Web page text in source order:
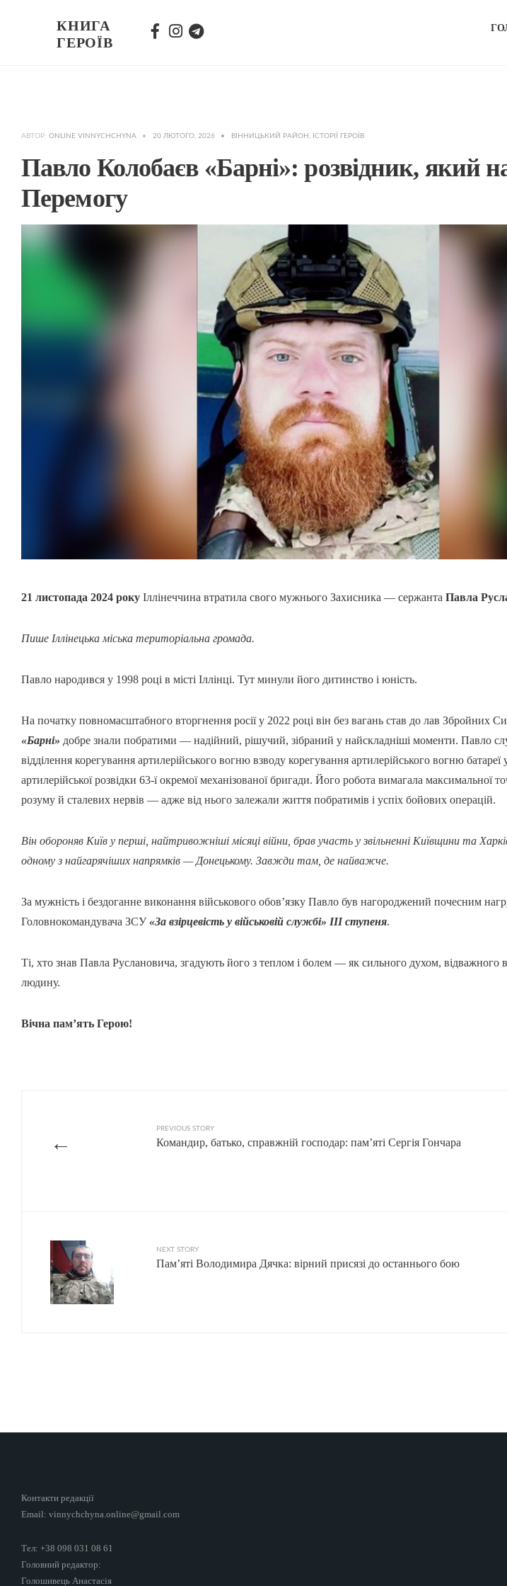
КНИГА
ГЕРОЇВ
АВТОР: ONLINE VINNYCHCHYNA • 20 ЛЮТОГО, 2026 • ВІННИЦЬКИЙ РАЙОН , ІСТОРІЇ ГЕРОЇВ
Павло Колобаєв «Барні»: розвідник, який
Перемогу
21 листопада 2024 року Іллінеччина втратила свого мужнього Захисника — сержанта Павла
Пише Іллінецька міська територіальна громада.
Павло народився у 1998 році в місті Іллінці. Тут минули його дитинство і юність.
На початку повномасштабного вторгнення росії у 2022 році він без вагань став до лав Збройних
«Барні» добре знали побратими — надійний, рішучий, зібраний у найскладніші моменти. Павло
відділення корегування артилерійського вогню взводу корегування артилерійського вогню батареї
артилерійської розвідки 63-ї окремої механізованої бригади. Його робота вимагала максимальної
розуму й сталевих нервів — адже від нього залежали життя побратимів і успіх бойових операцій.
Він обороняв Київ у перші, найтривожніші місяці війни, брав участь у звільненні Київщини та
одному з найгарячіших напрямків — Донецькому. Завжди там, де найважче.
За мужність і бездоганне виконання військового обов’язку Павло був нагороджений почесним
Головнокомандувача ЗСУ«За взірцевість у військовій службі» ІІІ ступеня.
Ті, хто знав Павла Руслановича, згадують його з теплом і болем — як сильного духом, відважного
людину.
Вічна пам’ять Герою!
←
PREVIOUS STORY
Командир, батько, справжній господар: пам’яті Сергія Гончара
NEXT STORY
Пам’яті Володимира Дячка: вірний присязі до останнього бою
Контакти редакції
Email: vinnychchyna.online@gmail.com
Тел: +38 098 031 08 61
Головний редактор:
Голошивець Анастасія